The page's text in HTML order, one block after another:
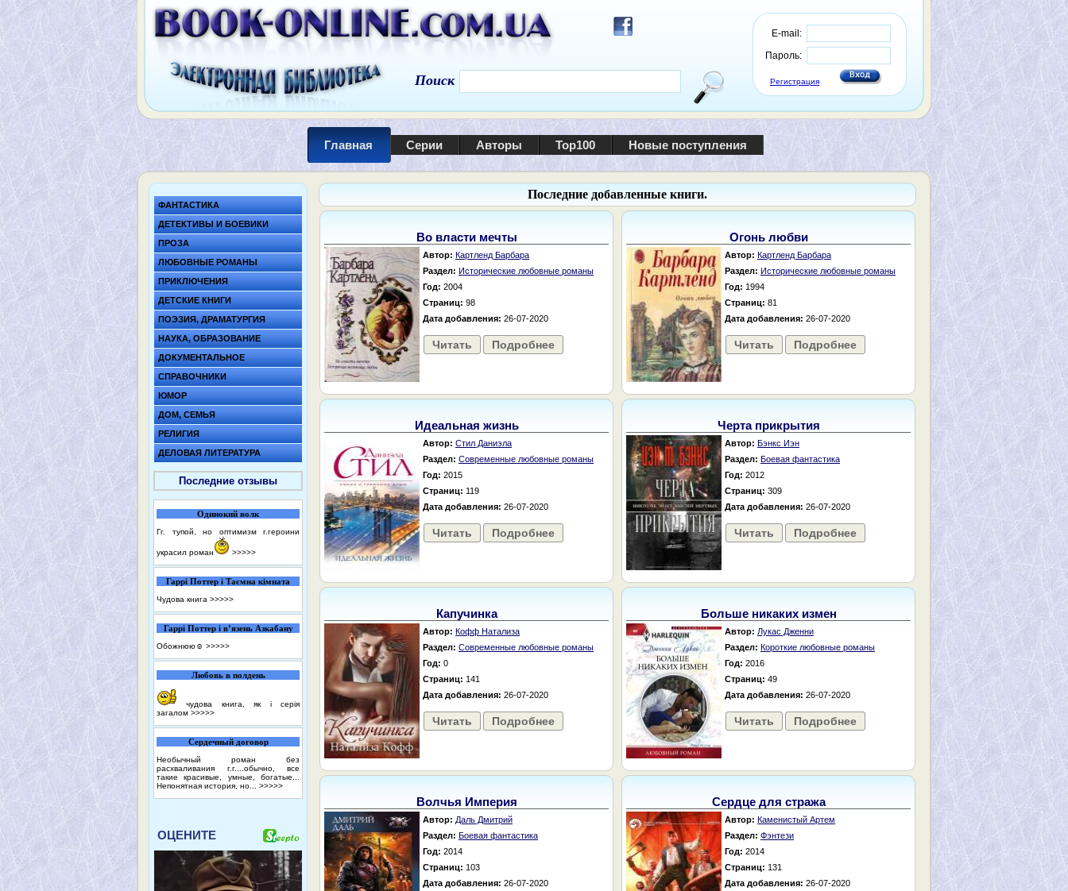
E-mail:
Пароль:
Регистрация
Поиск
Главная Серии Авторы Top100 Новые поступления
ФАНТАСТИКА
ДЕТЕКТИВЫ И БОЕВИКИ
ПРОЗА
ЛЮБОВНЫЕ РОМАНЫ
ПРИКЛЮЧЕНИЯ
ДЕТСКИЕ КНИГИ
ПОЭЗИЯ, ДРАМАТУРГИЯ
НАУКА, ОБРАЗОВАНИЕ
ДОКУМЕНТАЛЬНОЕ
СПРАВОЧНИКИ
ЮМОР
ДОМ, СЕМЬЯ
РЕЛИГИЯ
ДЕЛОВАЯ ЛИТЕРАТУРА
Последние отзывы
Одинокий волк
Гг. тупой, но оптимизм г.героини
украсил роман >>>>>
Гаррі Поттер і Таємна кімната
Чудова книга >>>>>
Гаррі Поттер і в’язень Азкабану
Обожнюю☺️ >>>>>
Любовь в полдень
чудова книга, як і серія
загалом >>>>>
Сердечный договор
Необычный роман без
расхваливания г.г....обычно, все
такие красивые, умные, богатые...
Непонятная история, но... >>>>>
ОЦЕНИТЕ
Последние добавленные книги.
Во власти мечты
Автор: Картленд Барбара
Раздел: Исторические любовные романы
Год: 2004
Страниц: 98
Дата добавления: 26-07-2020
Читать Подробнее
Огонь любви
Автор: Картленд Барбара
Раздел: Исторические любовные романы
Год: 1994
Страниц: 81
Дата добавления: 26-07-2020
Читать Подробнее
Идеальная жизнь
Автор: Стил Даниэла
Раздел: Современные любовные романы
Год: 2015
Страниц: 119
Дата добавления: 26-07-2020
Читать Подробнее
Черта прикрытия
Автор: Бэнкс Иэн
Раздел: Боевая фантастика
Год: 2012
Страниц: 309
Дата добавления: 26-07-2020
Читать Подробнее
Капучинка
Автор: Кофф Натализа
Раздел: Современные любовные романы
Год: 0
Страниц: 141
Дата добавления: 26-07-2020
Читать Подробнее
Больше никаких измен
Автор: Лукас Дженни
Раздел: Короткие любовные романы
Год: 2016
Страниц: 49
Дата добавления: 26-07-2020
Читать Подробнее
Волчья Империя
Автор: Даль Дмитрий
Раздел: Боевая фантастика
Год: 2014
Страниц: 103
Дата добавления: 26-07-2020
Сердце для стража
Автор: Каменистый Артем
Раздел: Фэнтези
Год: 2014
Страниц: 131
Дата добавления: 26-07-2020